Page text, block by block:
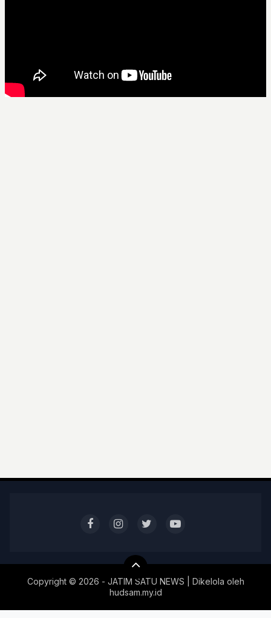
Copyright © 2026 - JATIM SATU NEWS | Dikelola oleh
hudsam.my.id